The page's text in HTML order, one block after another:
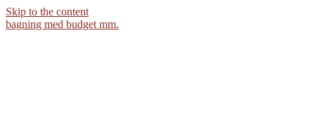
Skip to the content
bagning med budget mm.